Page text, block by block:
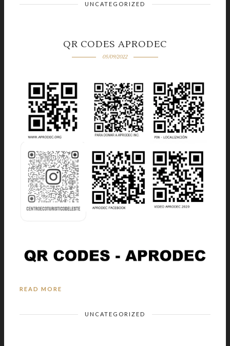
UNCATEGORIZED
QR CODES APRODEC
05/09/2022
READ MORE
UNCATEGORIZED